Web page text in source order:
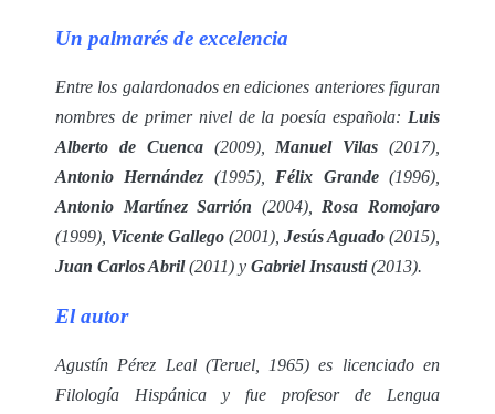
Un palmarés de excelencia
Entre los galardonados en ediciones anteriores figuran
nombres de primer nivel de la poesía española: Luis
Alberto de Cuenca(2009), Manuel Vilas (2017),
Antonio Hernández (1995), Félix Grande(1996),
Antonio Martínez Sarrión (2004), Rosa Romojaro
(1999), Vicente Gallego (2001), Jesús Aguado (2015),
Juan Carlos Abril(2011) y Gabriel Insausti(2013).
El autor
Agustín Pérez Leal (Teruel, 1965) es licenciado en
Filología Hispánica y fue profesor de Lengua